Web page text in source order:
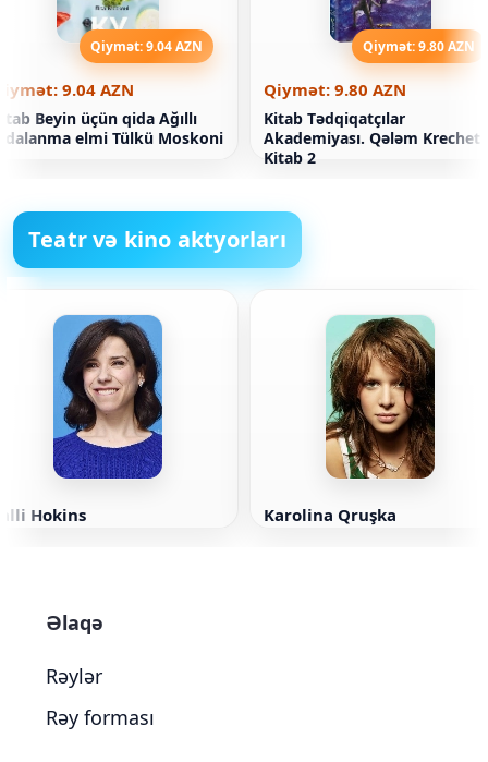
Qiymət: 9.04 AZN
9.04 AZN
Beyin üçün qida Ağıllı
elmi Tülkü Moskoni
Qiymət: 9.80 AZN
Qiymət: 9.80 AZN
Kitab Tədqiqatçılar
Akademiyası. Qələm Krechet
Kitab 2
Teatr və kino aktyorları
Hokins Karolina Qruşka
Əlaqə
Rəylər
Rəy forması